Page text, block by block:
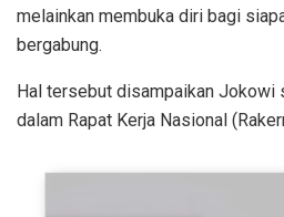
melainkan membuka diri bagi
bergabung.
Hal tersebut disampaikan Jokowi
dalam Rapat Kerja Nasional